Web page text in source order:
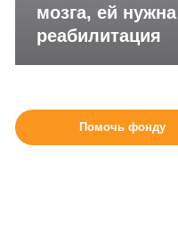
мозга, ей нужна
реабилитация
Помочь фонду